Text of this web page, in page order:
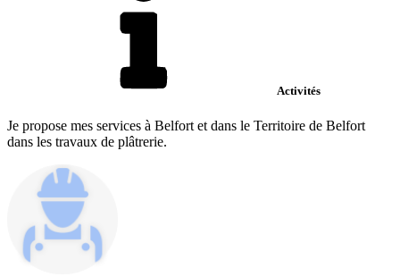
Activités
Je propose mes services à Belfort et dans le Territoire de Belfort
dans les travaux de plâtrerie.